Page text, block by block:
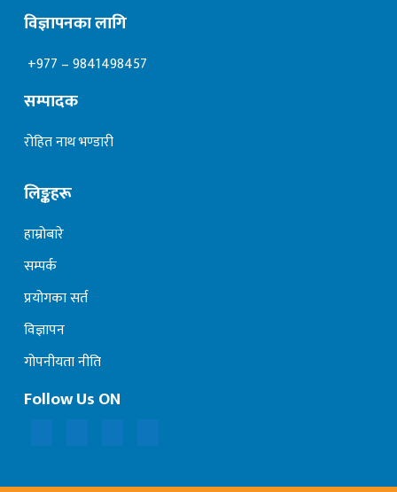
विज्ञापनका लागि
+977 – 9841498457
सम्पादक
रोहित नाथ भण्डारी
लिङ्कहरू
हाम्रोबारे
सम्पर्क
प्रयोगका सर्त
विज्ञापन
गोपनीयता नीति
Follow Us ON